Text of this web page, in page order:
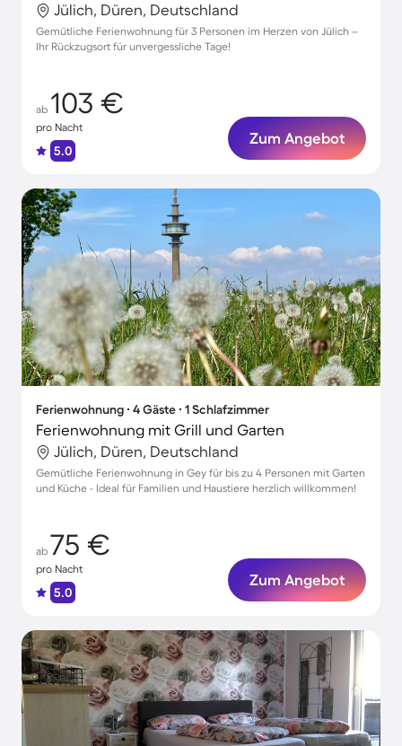
Jülich, Düren, Deutschland
Gemütliche Ferienwohnung für 3 Personen im Herzen von Jülich –
Ihr Rückzugsort für unvergessliche Tage!
ab 103 €
pro Nacht
5.0
Zum Angebot
Ferienwohnung ∙ 4 Gäste ∙ 1 Schlafzimmer
Ferienwohnung mit Grill und Garten
Jülich, Düren, Deutschland
Gemütliche Ferienwohnung in Gey für bis zu 4 Personen mit Garten
und Küche - Ideal für Familien und Haustiere herzlich willkommen!
ab 75 €
pro Nacht
5.0
Zum Angebot